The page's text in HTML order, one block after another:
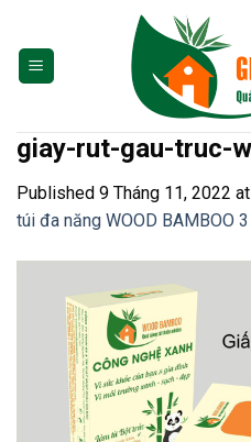
content
giay-rut-gau-truc-
Published 9 Tháng 11, 2022 at
túi đa năng WOOD BAMBOO